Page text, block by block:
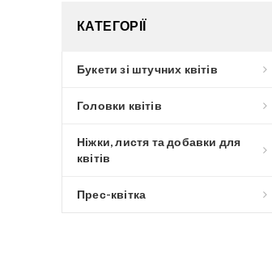
КАТЕГОРІЇ
Букети зі штучних квітів
Головки квітів
Ніжки, листя та добавки для
квітів
Прес-квітка